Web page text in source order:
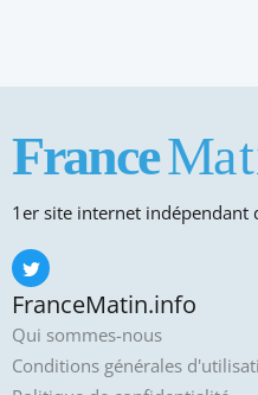
1er site internet
FranceMatin.info
Qui sommes-nous
Conditions générales